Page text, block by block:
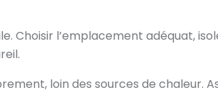
l’emplacement adéquat,
loin des sources de chaleur.